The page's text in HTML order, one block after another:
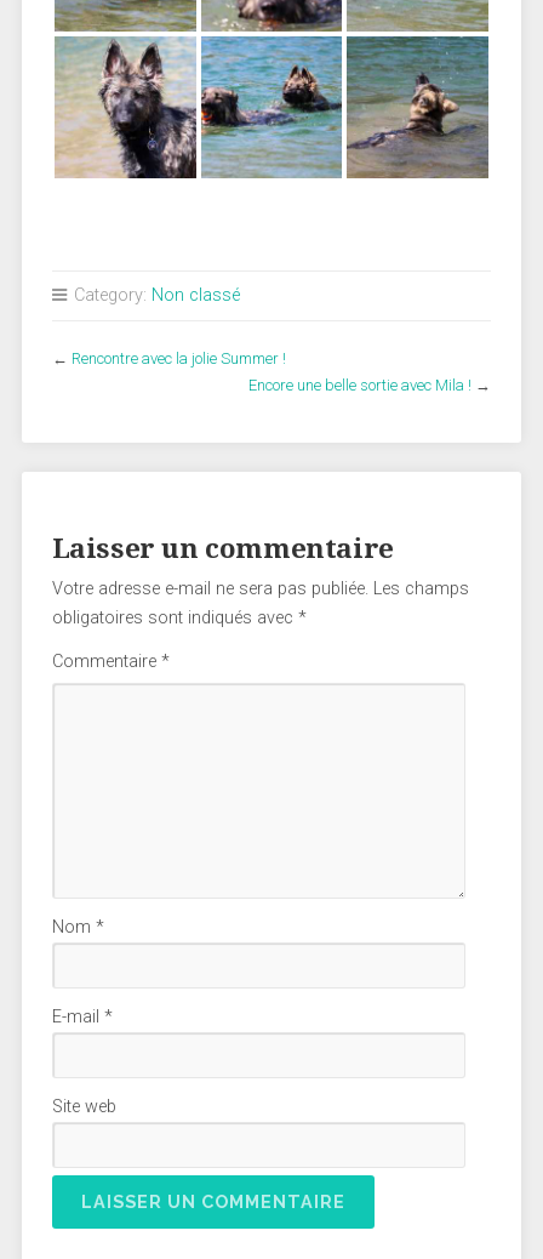
Category: Non classé
← Rencontre avec la jolie Summer !
Encore une belle sortie avec Mila ! →
Laisser un commentaire
Votre adresse e-mail ne sera pas publiée. Les champs
obligatoires sont indiqués avec *
Commentaire *
Nom *
E-mail *
Site web